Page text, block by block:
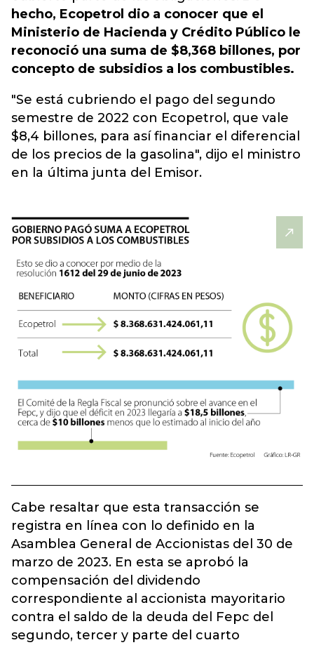
hecho, Ecopetrol dio a conocer que el
Ministerio de Hacienda y Crédito Público le
reconoció una suma de $8,368 billones, por
concepto de subsidios a los combustibles.
"Se está cubriendo el pago del segundo
semestre de 2022 con Ecopetrol, que vale
$8,4 billones, para así financiar el diferencial
de los precios de la gasolina", dijo el ministro
en la última junta del Emisor.
Cabe resaltar que esta transacción se
registra en línea con lo definido en la
Asamblea General de Accionistas del 30 de
marzo de 2023. En esta se aprobó la
compensación del dividendo
correspondiente al accionista mayoritario
contra el saldo de la deuda del Fepc del
segundo, tercer y parte del cuarto